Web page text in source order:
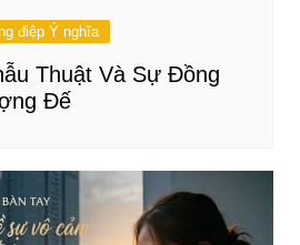
điệp Ý nghĩa
Thuật Và Sự Đồng
Đế